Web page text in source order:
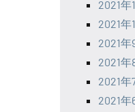
2021年
2021年
2021年
2021年
2021年
2021年